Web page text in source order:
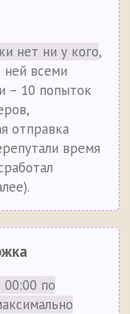
нет ни у кого,
всеми
– 10 попыток
отправка
время
по